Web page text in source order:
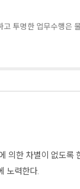
투명한 업무수행은
의한 차별이 없도록
노력한다.